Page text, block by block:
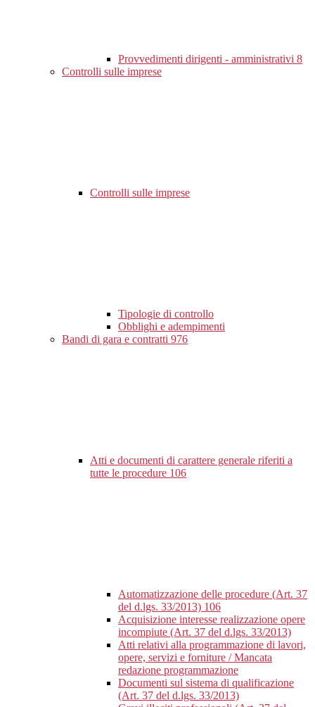
Provvedimenti dirigenti - amministrativi 8
Controlli sulle imprese
Controlli sulle imprese
Tipologie di controllo
Obblighi e adempimenti
Bandi di gara e contratti 976
Atti e documenti di carattere generale riferiti a
tutte le procedure 106
Automatizzazione delle procedure (Art. 37
del d.lgs. 33/2013) 106
Acquisizione interesse realizzazione opere
incompiute (Art. 37 del d.lgs. 33/2013)
Atti relativi alla programmazione di lavori,
opere, servizi e forniture / Mancata
redazione programmazione
Documenti sul sistema di qualificazione
(Art. 37 del d.lgs. 33/2013)